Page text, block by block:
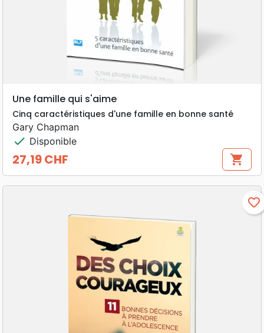
Une famille qui s'aime
Cinq caractéristiques d'une famille en bonne santé
Gary Chapman
check Disponible
Prix
27,19 CHF shopping_cart
favorite_border